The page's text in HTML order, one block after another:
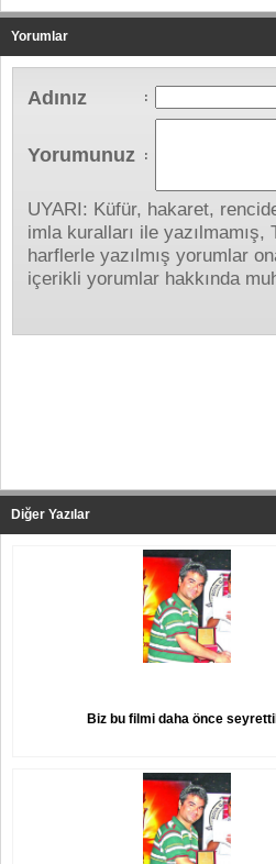
Yorumlar
Adınız :
Yorumunuz :
UYARI: Küfür, hakaret,
imla kuralları ile
harflerle yazılmış yorumlar
içerikli yorumlar hakkında
Diğer Yazılar
Biz bu filmi daha önce